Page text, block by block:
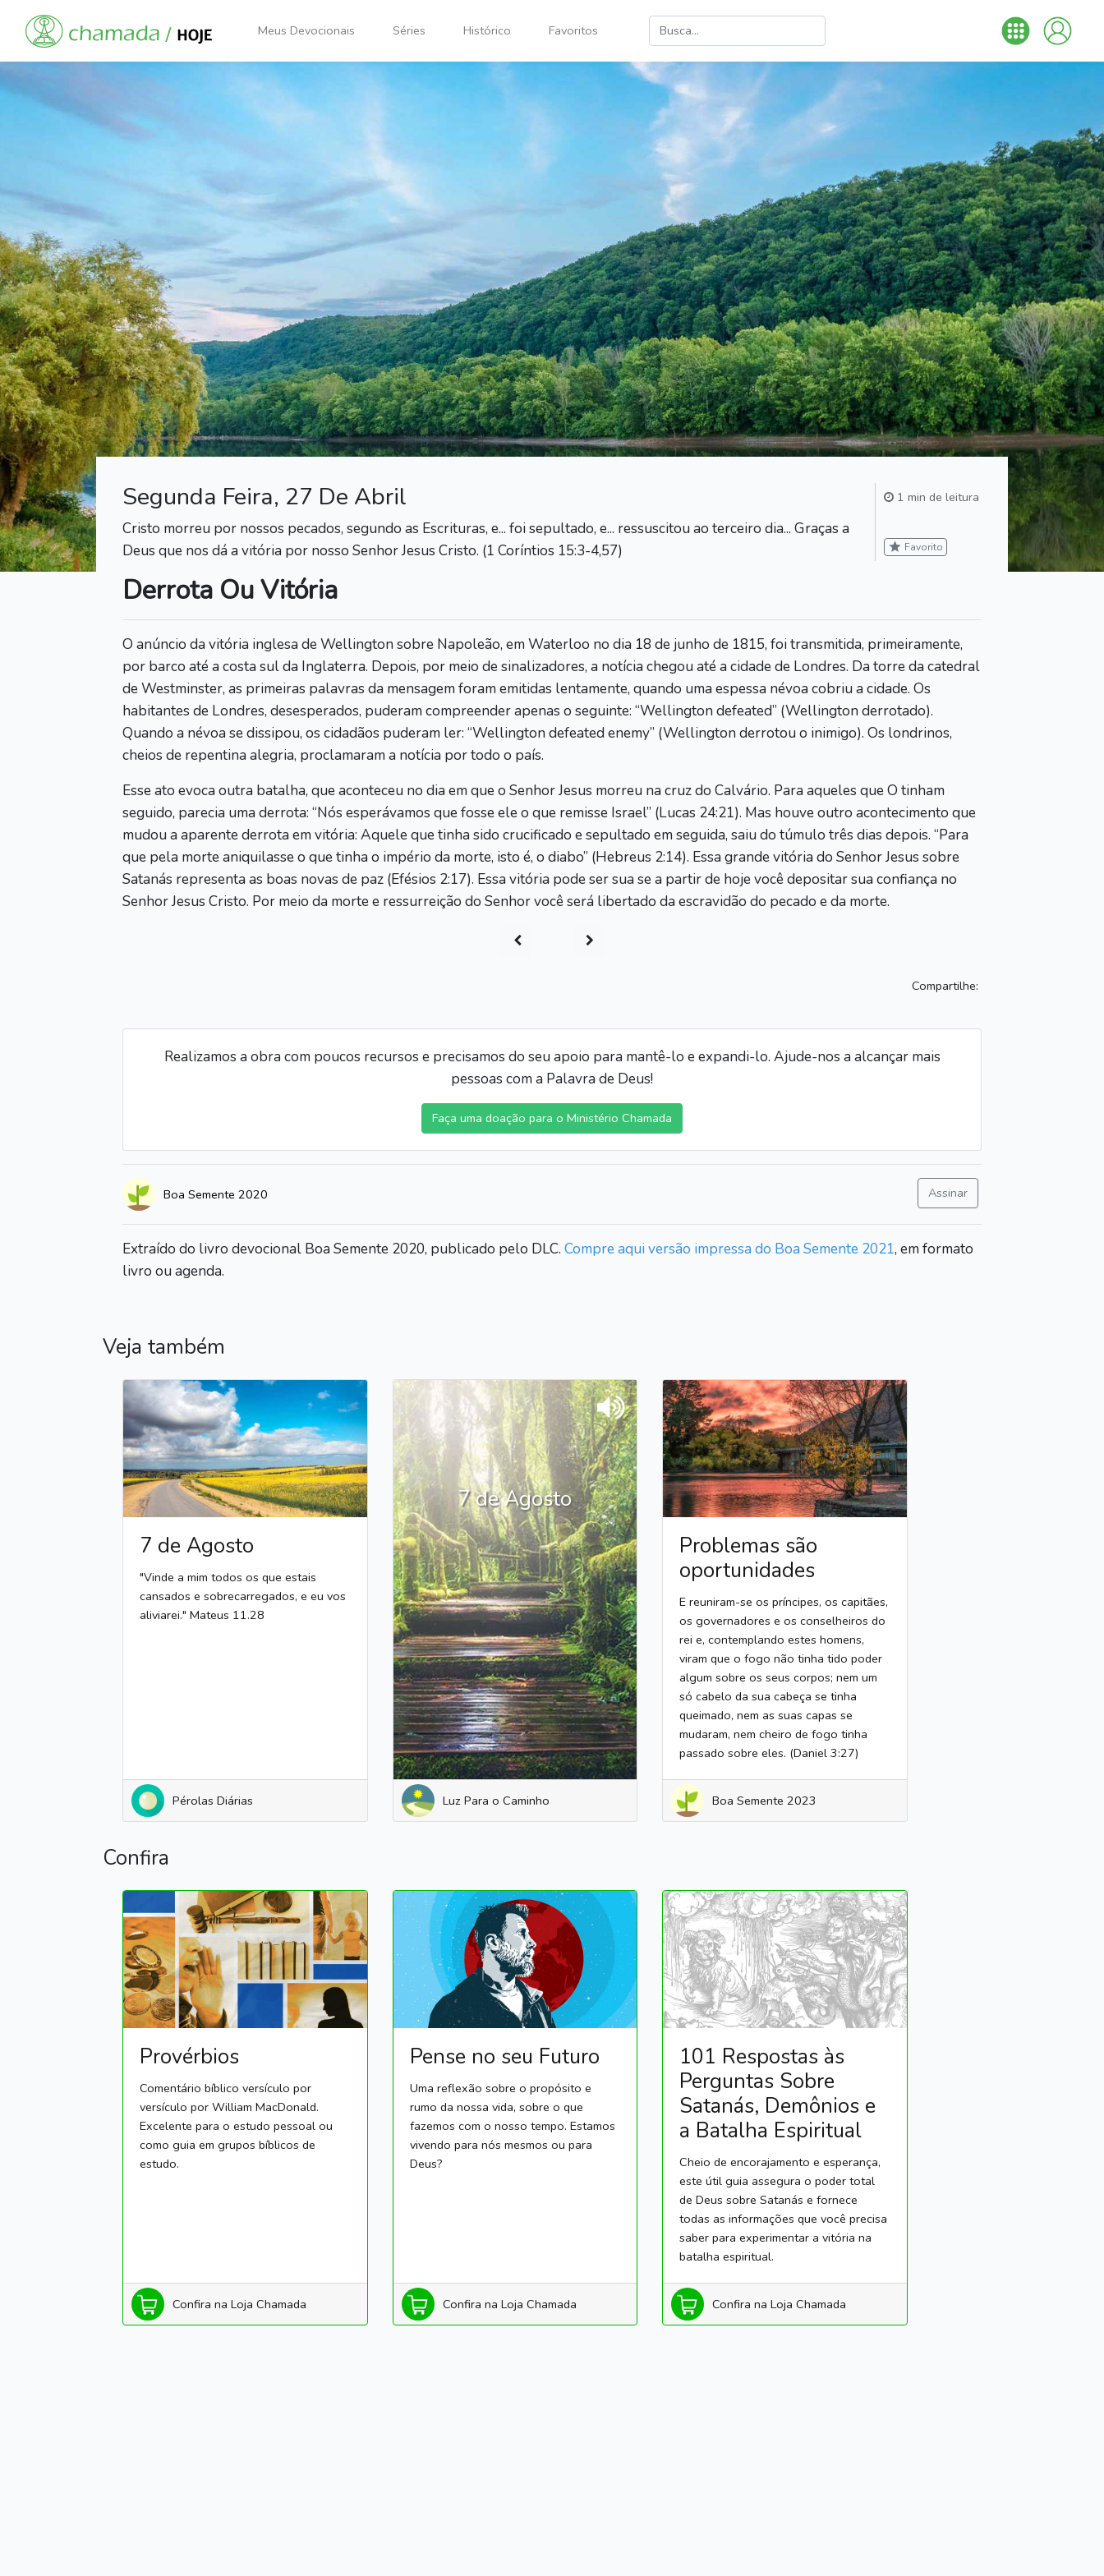
Meus Devocionais Séries Histórico Favoritos
1 min de leitura
star Favorito
Segunda Feira, 27 De Abril
Cristo morreu por nossos pecados, segundo as Escrituras, e... foi sepultado, e... ressuscitou ao terceiro dia... Graças a
Deus que nos dá a vitória por nosso Senhor Jesus Cristo. (1 Coríntios 15:3-4,57)
Derrota Ou Vitória
O anúncio da vitória inglesa de Wellington sobre Napoleão, em Waterloo no dia 18 de junho de 1815, foi transmitida, primeiramente,
por barco até a costa sul da Inglaterra. Depois, por meio de sinalizadores, a notícia chegou até a cidade de Londres. Da torre da catedral
de Westminster, as primeiras palavras da mensagem foram emitidas lentamente, quando uma espessa névoa cobriu a cidade. Os
habitantes de Londres, desesperados, puderam compreender apenas o seguinte: “Wellington defeated” (Wellington derrotado).
Quando a névoa se dissipou, os cidadãos puderam ler: “Wellington defeated enemy” (Wellington derrotou o inimigo). Os londrinos,
cheios de repentina alegria, proclamaram a notícia por todo o país.
Esse ato evoca outra batalha, que aconteceu no dia em que o Senhor Jesus morreu na cruz do Calvário. Para aqueles que O tinham
seguido, parecia uma derrota: “Nós esperávamos que fosse ele o que remisse Israel” (Lucas 24:21). Mas houve outro acontecimento que
mudou a aparente derrota em vitória: Aquele que tinha sido crucificado e sepultado em seguida, saiu do túmulo três dias depois. “Para
que pela morte aniquilasse o que tinha o império da morte, isto é, o diabo” (Hebreus 2:14). Essa grande vitória do Senhor Jesus sobre
Satanás representa as boas novas de paz (Efésios 2:17). Essa vitória pode ser sua se a partir de hoje você depositar sua confiança no
Senhor Jesus Cristo. Por meio da morte e ressurreição do Senhor você será libertado da escravidão do pecado e da morte.
Compartilhe:
Realizamos a obra com poucos recursos e precisamos do seu apoio para mantê-lo e expandi-lo. Ajude-nos a alcançar mais
pessoas com a Palavra de Deus!
Faça uma doação para o Ministério Chamada
Boa Semente 2020 Assinar
Extraído do livro devocional Boa Semente 2020, publicado pelo DLC. Compre aqui versão impressa do Boa Semente 2021, em formato
livro ou agenda.
Veja também
7 de Agosto
"Vinde a mim todos os que estais
cansados e sobrecarregados, e eu vos
aliviarei." Mateus 11.28
Pérolas Diárias
7 de Agosto
Luz Para o Caminho
Problemas são
oportunidades
E reuniram-se os príncipes, os capitães,
os governadores e os conselheiros do
rei e, contemplando estes homens,
viram que o fogo não tinha tido poder
algum sobre os seus corpos; nem um
só cabelo da sua cabeça se tinha
queimado, nem as suas capas se
mudaram, nem cheiro de fogo tinha
passado sobre eles. (Daniel 3:27)
Boa Semente 2023
Confira
Provérbios
Comentário bíblico versículo por
versículo por William MacDonald.
Excelente para o estudo pessoal ou
como guia em grupos bíblicos de
estudo.
Confira na Loja Chamada
Pense no seu Futuro
Uma reflexão sobre o propósito e
rumo da nossa vida, sobre o que
fazemos com o nosso tempo. Estamos
vivendo para nós mesmos ou para
Deus?
Confira na Loja Chamada
101 Respostas às
Perguntas Sobre
Satanás, Demônios e
a Batalha Espiritual
Cheio de encorajamento e esperança,
este útil guia assegura o poder total
de Deus sobre Satanás e fornece
todas as informações que você precisa
saber para experimentar a vitória na
batalha espiritual.
Confira na Loja Chamada